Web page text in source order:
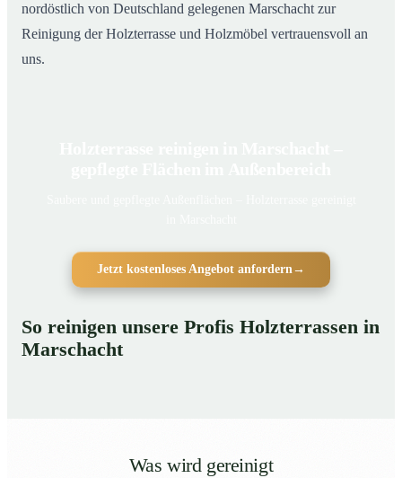
nordöstlich von Deutschland gelegenen Marschacht zur
Reinigung der Holzterrasse und Holzmöbel vertrauensvoll an
uns.
Jetzt kostenloses Angebot anfordern→
So reinigen unsere Profis Holzterrassen in
Marschacht
Was wird gereinigt